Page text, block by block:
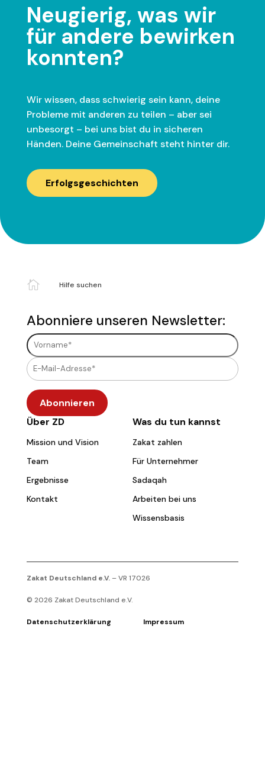
Neugierig, was wir
für andere bewirken
konnten?
Wir wissen, dass schwierig sein kann, deine
Probleme mit anderen zu teilen – aber sei
unbesorgt – bei uns bist du in sicheren
Händen. Deine Gemeinschaft steht hinter dir.
Erfolgsgeschichten
 Hilfe suchen
Abonniere unseren Newsletter:
Über ZD
Mission und Vision
Team
Ergebnisse
Kontakt
Was du tun kannst
Zakat zahlen
Für Unternehmer
Sadaqah
Arbeiten bei uns
Wissensbasis
Zakat Deutschland e.V.– VR 17026
© 2026 Zakat Deutschland e.V.
Datenschutzerklärung Impressum